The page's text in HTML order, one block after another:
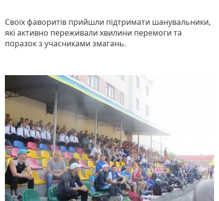
Своїх фаворитів прийшли підтримати шанувальники,
які активно переживали хвилини перемоги та
поразок з учасниками змагань.